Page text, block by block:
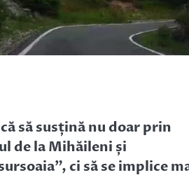
să susțină nu doar prin
de la Mihăileni și
ci să se implice